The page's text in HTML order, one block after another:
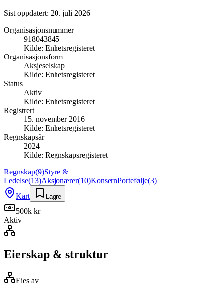
Sist oppdatert: 20. juli 2026
Organisasjonsnummer
918043845
Kilde: Enhetsregisteret
Organisasjonsform
Aksjeselskap
Kilde: Enhetsregisteret
Status
Aktiv
Kilde: Enhetsregisteret
Registrert
15. november 2016
Kilde: Enhetsregisteret
Regnskapsår
2024
Kilde: Regnskapsregisteret
Regnskap(9)Styre &
Ledelse(13)Aksjonærer(10)KonsernPortefølje(3)
Kart
Lagre
500k kr
Aktiv
Eierskap & struktur
Eies av